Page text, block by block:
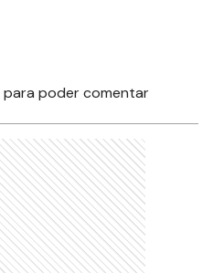
para poder comentar